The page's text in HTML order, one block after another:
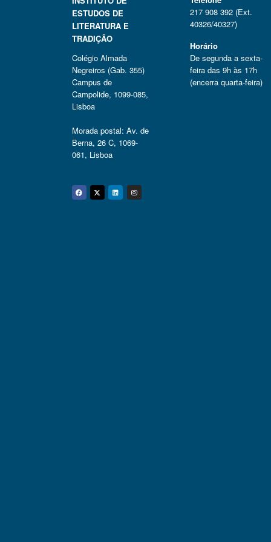
ESTUDOS DE
LITERATURA E
TRADIÇÃO
Colégio Almada
Negreiros (Gab. 355)
Campus de
Campolide, 1099-085,
Lisboa
Morada postal: Av. de
Berna, 26 C, 1069-
061, Lisboa
Facebook
Twitter
Linkedin
Instagram
217 908 392 (Ext.
40326/40327)
Horário
De segunda a sexta-
feira das 9h às 17h
(encerra quarta-feira)